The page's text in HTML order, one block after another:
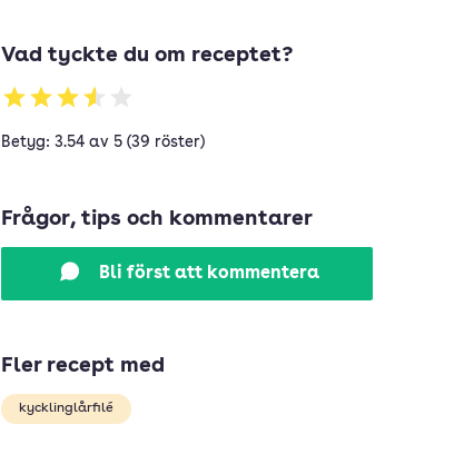
Vad tyckte du om receptet?
Betyg: 3.54 av 5 (39 röster)
Frågor, tips och kommentarer
Bli först att kommentera
Fler recept med
kycklinglårfilé